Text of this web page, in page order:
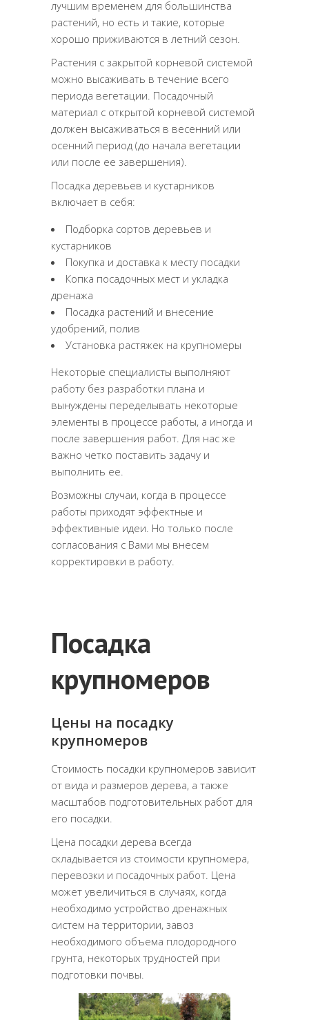
лучшим временем для большинства
растений, но есть и такие, которые
хорошо приживаются в летний сезон.
Растения с закрытой корневой системой
можно высаживать в течение всего
периода вегетации. Посадочный
материал с открытой корневой системой
должен высаживаться в весенний или
осенний период (до начала вегетации
или после ее завершения).
Посадка деревьев и кустарников
включает в себя:
Подборка сортов деревьев и
кустарников
Покупка и доставка к месту посадки
Копка посадочных мест и укладка
дренажа
Посадка растений и внесение
удобрений, полив
Установка растяжек на крупномеры
Некоторые специалисты выполняют
работу без разработки плана и
вынуждены переделывать некоторые
элементы в процессе работы, а иногда и
после завершения работ. Для нас же
важно четко поставить задачу и
выполнить ее.
Возможны случаи, когда в процессе
работы приходят эффектные и
эффективные идеи. Но только после
согласования с Вами мы внесем
корректировки в работу.
Посадка
крупномеров
Цены на посадку
крупномеров
Стоимость посадки крупномеров зависит
от вида и размеров дерева, а также
масштабов подготовительных работ для
его посадки.
Цена посадки дерева всегда
складывается из стоимости крупномера,
перевозки и посадочных работ. Цена
может увеличиться в случаях, когда
необходимо устройство дренажных
систем на территории, завоз
необходимого объема плодородного
грунта, некоторых трудностей при
подготовки почвы.